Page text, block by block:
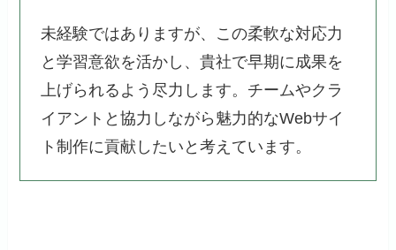
未経験ではありますが、この柔軟な対応力
と学習意欲を活かし、貴社で早期に成果を
上げられるよう尽力します。チームやクラ
イアントと協力しながら魅力的なWebサイ
ト制作に貢献したいと考えています。